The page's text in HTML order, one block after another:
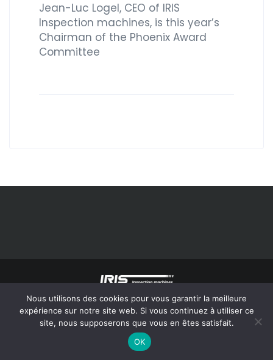
Jean-Luc Logel, CEO of IRIS
Inspection machines, is this year’s
Chairman of the Phoenix Award
Committee
©2019 All Rights Reserved IRIS Inspection machines. Legal notice
Nous utilisons des cookies pour vous garantir la meilleure
expérience sur notre site web. Si vous continuez à utiliser ce
site, nous supposerons que vous en êtes satisfait.
OK